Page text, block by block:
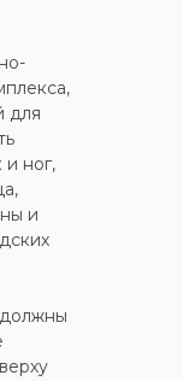
для
и ног,
и